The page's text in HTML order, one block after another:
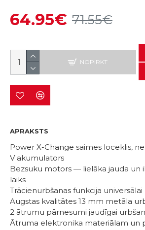
64.95€ 71.55€
NOPIRKT
APRAKSTS
Power X-Change saimes loceklis,
V akumulators
Bezsuku motors — lielāka jauda un
laiks
Trācienurbšanas funkcija universālai
Augstas kvalitātes 13 mm metāla
2 ātrumu pārnesumi jaudīgai
Ātruma elektronika materiālam un